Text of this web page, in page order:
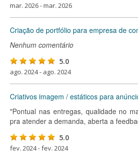
mar. 2026 - mar. 2026
Criação de portfólio para empresa de
Nenhum comentário
5.0
ago. 2024 - ago. 2024
Criativos imagem / estáticos para
"Pontual nas entregas, qualidade no
pra atender a demanda, aberta a
5.0
fev. 2024 - fev. 2024